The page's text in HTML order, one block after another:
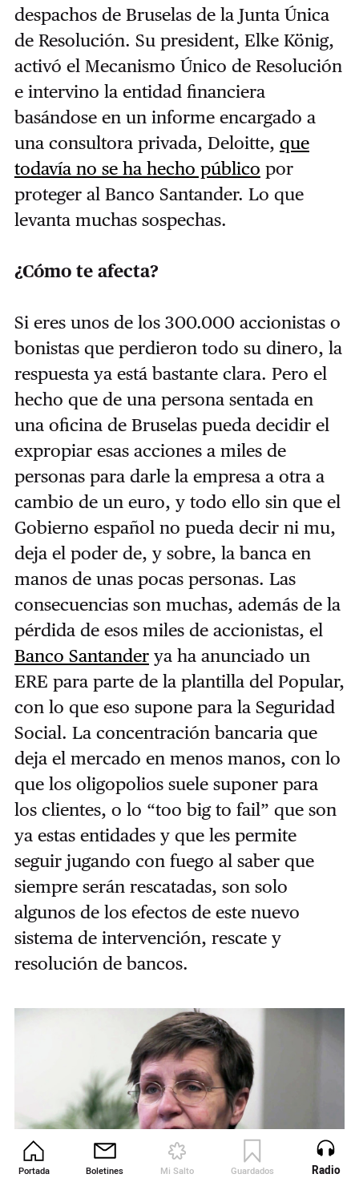
Portada Boletines Mi Salto Guardados Revista
despachos de Bruselas de la Junta Única
de Resolución. Su president, Elke König,
activó el Mecanismo Único de Resolución
e intervino la entidad financiera
basándose en un informe encargado a
una consultora privada, Deloitte, que
todavía no se ha hecho público por
proteger al Banco Santander. Lo que
levanta muchas sospechas.
¿Cómo te afecta?
Si eres unos de los 300.000 accionistas o
bonistas que perdieron todo su dinero, la
respuesta ya está bastante clara. Pero el
hecho que de una persona sentada en
una oficina de Bruselas pueda decidir el
expropiar esas acciones a miles de
personas para darle la empresa a otra a
cambio de un euro, y todo ello sin que el
Gobierno español no pueda decir ni mu,
deja el poder de, y sobre, la banca en
manos de unas pocas personas. Las
consecuencias son muchas, además de la
pérdida de esos miles de accionistas, el
Banco Santanderya ha anunciado un
ERE para parte de la plantilla del Popular,
con lo que eso supone para la Seguridad
Social. La concentración bancaria que
deja el mercado en menos manos, con lo
que los oligopolios suele suponer para
los clientes, o lo “too big to fail” que son
ya estas entidades y que les permite
seguir jugando con fuego al saber que
siempre serán rescatadas, son solo
algunos de los efectos de este nuevo
sistema de intervención, rescate y
resolución de bancos.
Radio